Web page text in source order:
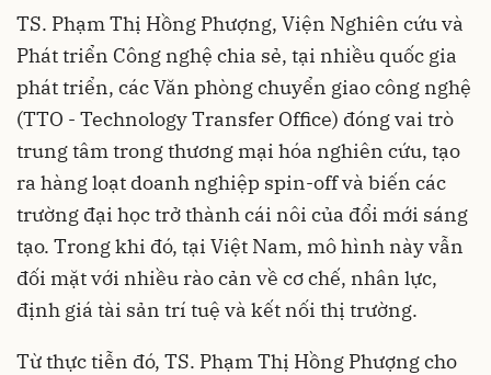
TS. Phạm Thị Hồng Phượng, Viện Nghiên cứu và
Phát triển Công nghệ chia sẻ, tại nhiều quốc gia
phát triển, các Văn phòng chuyển giao công nghệ
(TTO - Technology Transfer Office) đóng vai trò
trung tâm trong thương mại hóa nghiên cứu, tạo
ra hàng loạt doanh nghiệp spin-off và biến các
trường đại học trở thành cái nôi của đổi mới sáng
tạo. Trong khi đó, tại Việt Nam, mô hình này vẫn
đối mặt với nhiều rào cản về cơ chế, nhân lực,
định giá tài sản trí tuệ và kết nối thị trường.
Từ thực tiễn đó, TS. Phạm Thị Hồng Phượng cho